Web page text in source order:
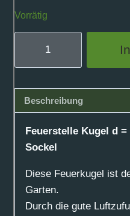
Vorrätig
=
mit
tiefem
Sockel
Menge
Beschreibung
Feuerstelle Kugel d
Sockel
Diese Feuerkugel ist
Garten.
Durch die gute